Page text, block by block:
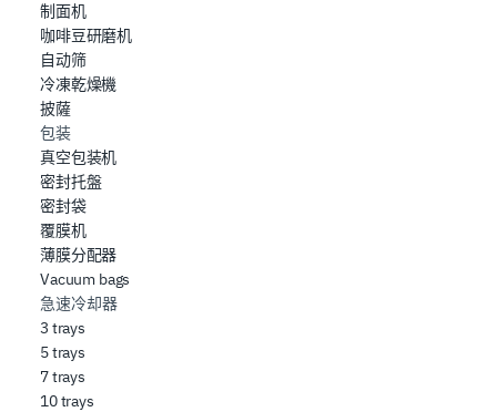
Utilizziamo i cookie per garantire che l’utente possa
usufruire del servizio richiesto, per personalizzare
contenuti ed annunci, per fornire funzionalità dei social
media e per analizzare il nostro traffico. Condividiamo
inoltre informazioni sul modo in cui l’utente utilizza il
nostro sito con i nostri partner che si occupano di analisi
dei dati web, pubblicità e social media, i quali potrebbero
combinarle con altre informazioni che ha fornito loro o
che hanno raccolto dal suo utilizzo dei loro servizi.
制面机
咖啡豆研磨机
自动筛
冷凍乾燥機
披薩
包装
真空包装机
密封托盤
密封袋
覆膜机
薄膜分配器
Vacuum bags
急速冷却器
3 trays
5 trays
7 trays
10 trays